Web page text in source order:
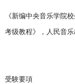
《新编中央音乐学院
考级教程》，人民音乐
受験要項